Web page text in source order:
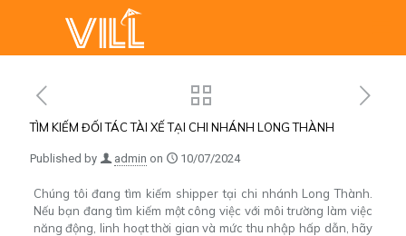
TÌM KIẾM ĐỐI TÁC TÀI XẾ TẠI CHI NHÁNH LONG THÀNH
Published by admin on 10/07/2024
Chúng tôi đang tìm kiếm shipper tại chi nhánh Long Thành.
Nếu bạn đang tìm kiếm một công việc với môi trường làm việc
năng động, linh hoạt thời gian và mức thu nhập hấp dẫn, hãy